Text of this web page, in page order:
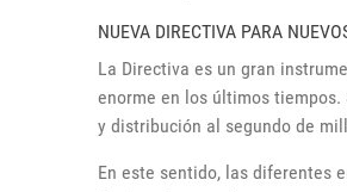
NUEVA DIRECTIVA PARA
La Directiva es un gran
enorme en los últimos
y distribución al segundo de
En este sentido, las diferentes